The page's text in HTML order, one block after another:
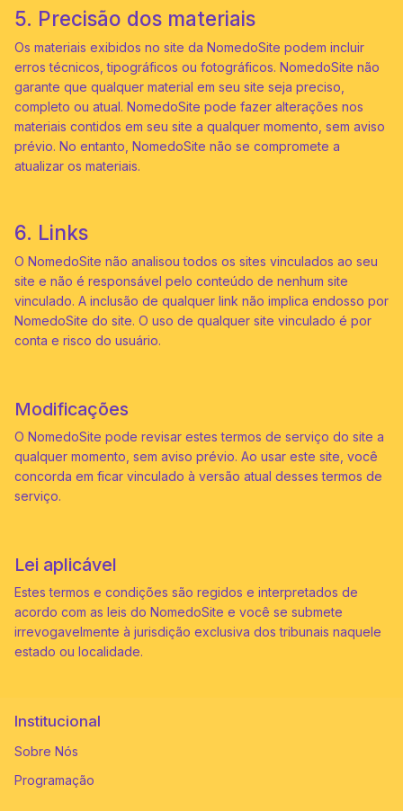
5. Precisão dos materiais
Os materiais exibidos no site da NomedoSite podem incluir
erros técnicos, tipográficos ou fotográficos. NomedoSite não
garante que qualquer material em seu site seja preciso,
completo ou atual. NomedoSite pode fazer alterações nos
materiais contidos em seu site a qualquer momento, sem aviso
prévio. No entanto, NomedoSite não se compromete a
atualizar os materiais.
6. Links
O NomedoSite não analisou todos os sites vinculados ao seu
site e não é responsável pelo conteúdo de nenhum site
vinculado. A inclusão de qualquer link não implica endosso por
NomedoSite do site. O uso de qualquer site vinculado é por
conta e risco do usuário.
Modificações
O NomedoSite pode revisar estes termos de serviço do site a
qualquer momento, sem aviso prévio. Ao usar este site, você
concorda em ficar vinculado à versão atual desses termos de
serviço.
Lei aplicável
Estes termos e condições são regidos e interpretados de
acordo com as leis do NomedoSite e você se submete
irrevogavelmente à jurisdição exclusiva dos tribunais naquele
estado ou localidade.
Institucional
Sobre Nós
Programação